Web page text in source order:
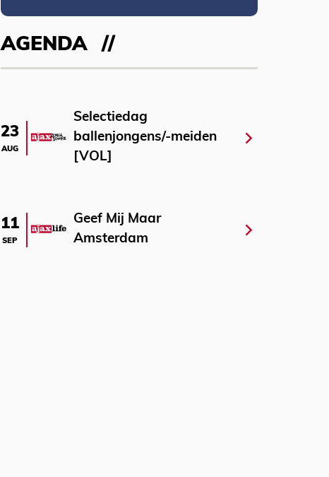
AGENDA
23
AUG
Selectiedag
ballenjongens/-meiden
[VOL]
11
SEP
Geef Mij Maar
Amsterdam